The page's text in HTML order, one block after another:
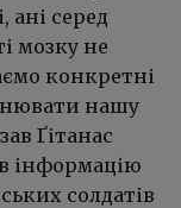
ані серед
мозку не
конкретні
нашу
Ґітанас
інформацію
солдатів